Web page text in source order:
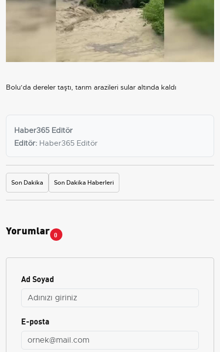
Bolu’da dereler taştı, tarım arazileri sular altında kaldı
Haber365 Editör
Editör: Haber365 Editör
Son Dakika Son Dakika Haberleri
Yorumlar 0
Ad Soyad
E-posta